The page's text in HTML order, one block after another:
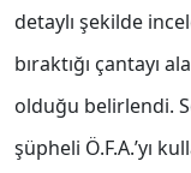
detaylı şekilde
bıraktığı çantayı
olduğu belirlendi.
şüpheli Ö.F.A.’yı